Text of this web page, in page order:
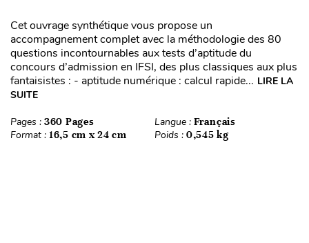
Cet ouvrage synthétique vous propose un
accompagnement complet avec la méthodologie des 80
questions incontournables aux tests d’aptitude du
concours d’admission en IFSI, des plus classiques aux plus
fantaisistes : - aptitude numérique : calcul rapide... LIRE LA
SUITE
Pages : 360 Pages Langue : Français
Format : 16,5 cm x 24 cm Poids : 0,545 kg